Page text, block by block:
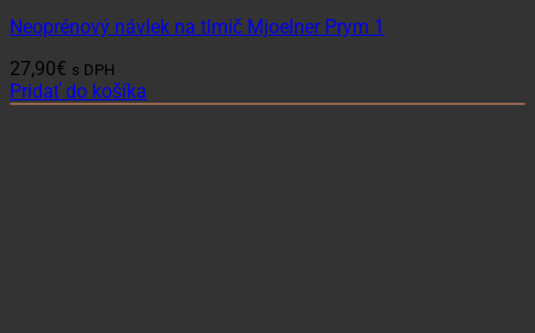
Neoprénový návlek na tlmič Mjoelner Prym 1
27,90€ s DPH
Pridať do košíka